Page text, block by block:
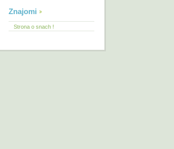
Znajomi
Strona o snach !